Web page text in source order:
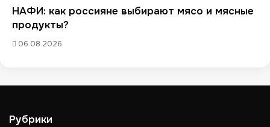
НАФИ: как россияне выбирают мясо и мясные
продукты?
06.08.2026
Рубрики